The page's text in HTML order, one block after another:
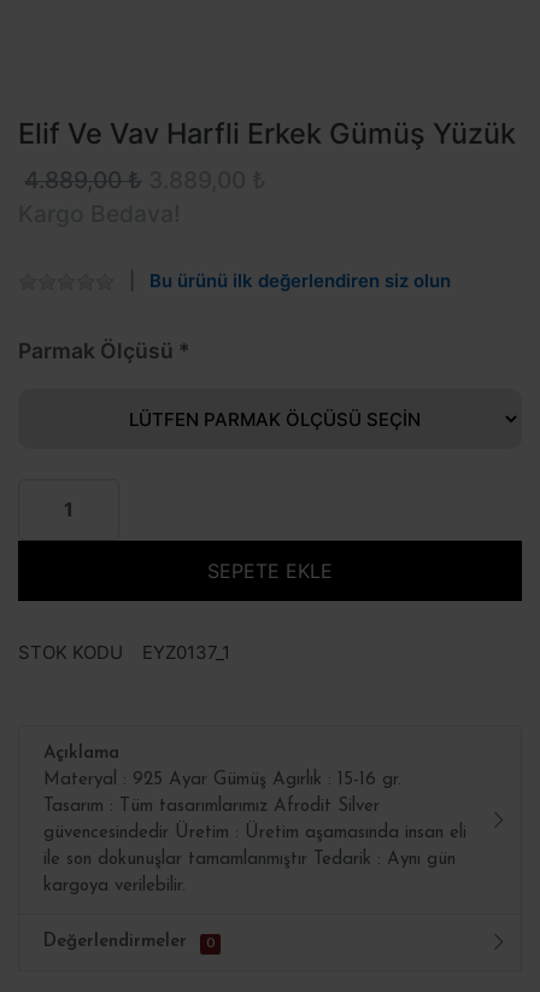
Elif Ve Vav Harfli Erkek Gümüş Yüzük
4.889,00 ₺
Bu ürünü ilk değerlendiren siz olun
Parmak Ölçüsü
SEPETE EKLE
STOK KODU EYZ0137_1
Açıklama
Materyal : 925 Ayar Gümüş Agırlık : 15-16 gr.
Tasarım : Tüm tasarımlarımız Afrodit Silver
güvencesindedir Üretim : Üretim aşamasında insan eli
ile son dokunuşlar tamamlanmıştır Tedarik : Aynı gün
kargoya verilebilir.
Değerlendirmeler 0